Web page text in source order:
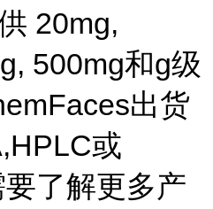
20mg,
500mg和g级
出货
或
了解更多产